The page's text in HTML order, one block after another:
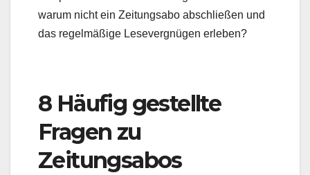
warum nicht ein Zeitungsabo abschließen und
das regelmäßige Lesevergnügen erleben?
8 Häufig gestellte
Fragen zu
Zeitungsabos